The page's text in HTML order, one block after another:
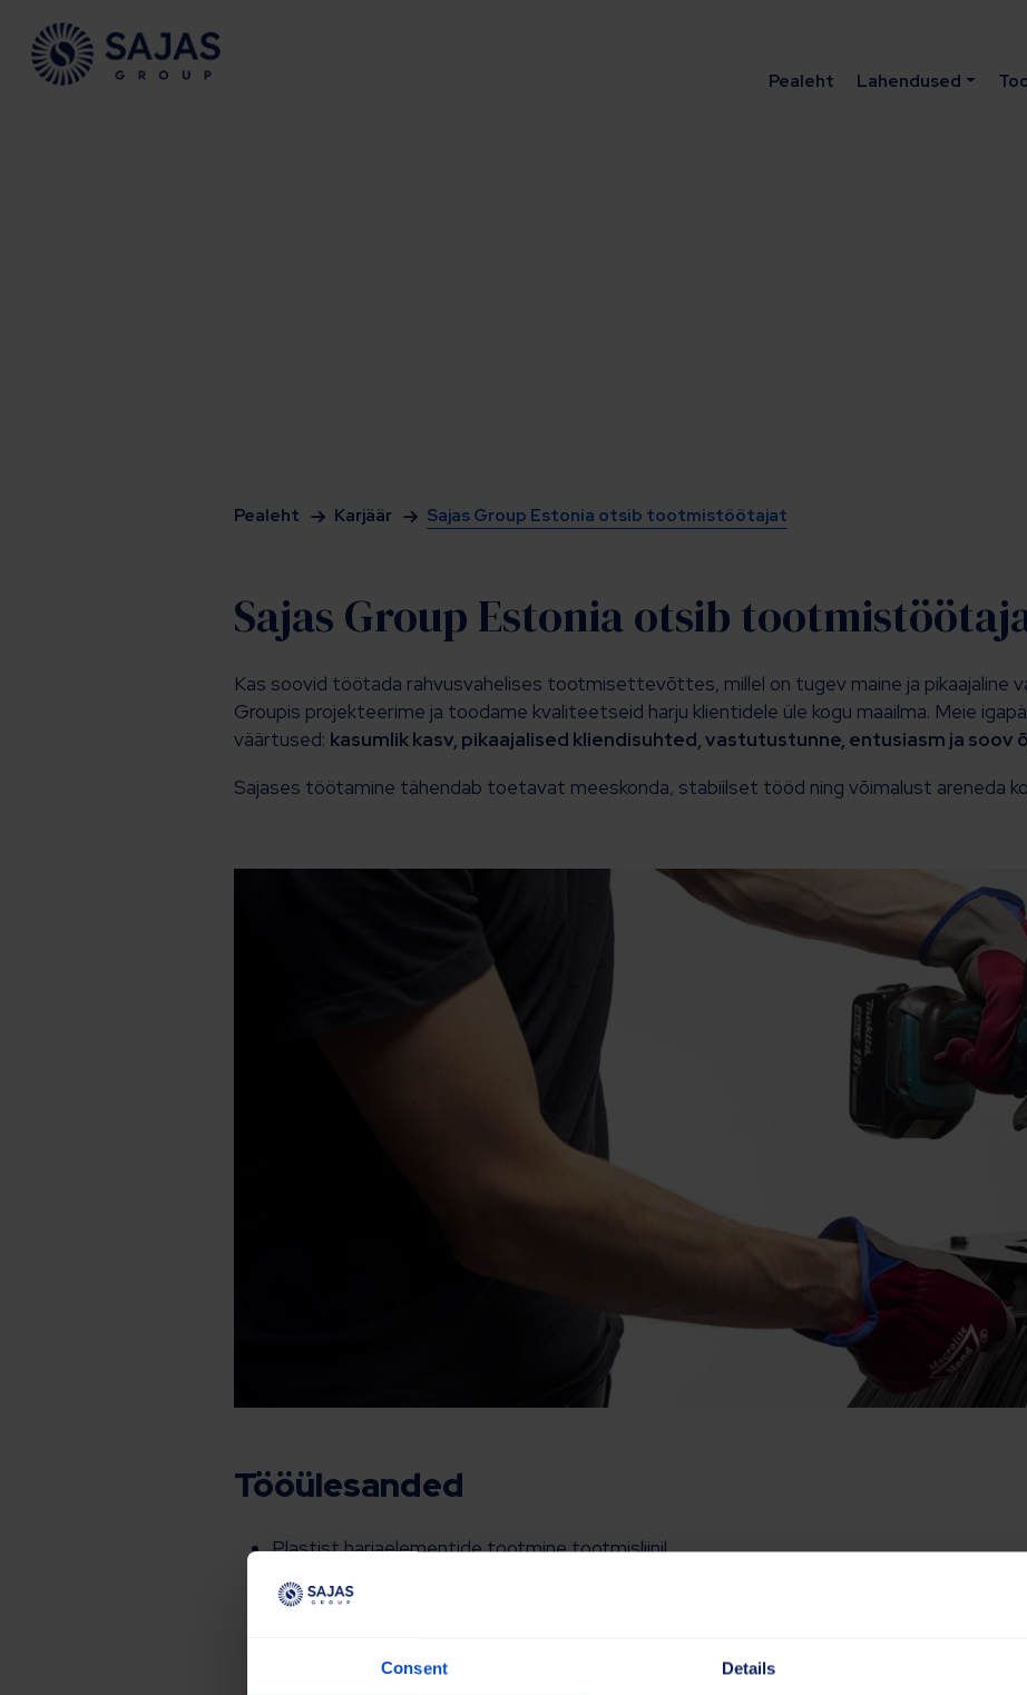
Consent Details
Siirry sisältöön Pealeht Lahendused
Pealeht Karjäär Sajas Group Estonia otsib tootmistöötajat
Sajas Group Estonia otsib
Kas soovid töötada rahvusvahelises tootmisettevõttes, millel on tugev maine ja pikaajaline
Groupis projekteerime ja toodame kvaliteetseid harju klientidele üle kogu maailma. Meie
väärtused: kasumlik kasv, pikaajalised kliendisuhted, vastutustunne, entusiasm ja soov
Sajases töötamine tähendab toetavat meeskonda, stabiilset tööd ning võimalust areneda
Tööülesanded
Plastist harjaelementide tootmine tootmisliinil
Toodangu kvaliteedi jälgimine ja tagamine
Pakendamine ja ladustamine
Hommikune vahetus: 6.00–14.00